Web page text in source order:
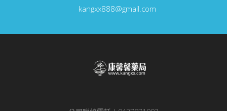
kangxx888@gmail.com